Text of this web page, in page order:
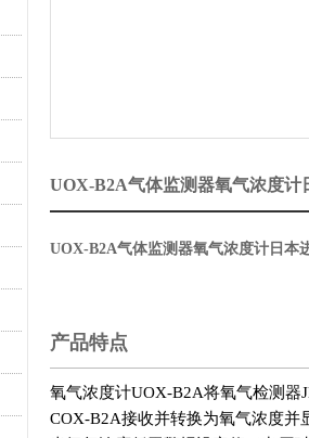
UOX-B2A气体监测器氧气浓度计
UOX-B2A气体监测器氧气浓度计日本
产品特点
氧气浓度计UOX-B2A将氧气检测器
COX-B2A接收并转换为氧气浓度并